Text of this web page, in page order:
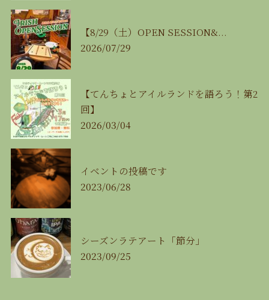
【8/29（土）OPEN SESSION&...
2026/07/29
【てんちょとアイルランドを語ろう！第2
回】
2026/03/04
イベントの投稿です
2023/06/28
シーズンラテアート「節分」
2023/09/25